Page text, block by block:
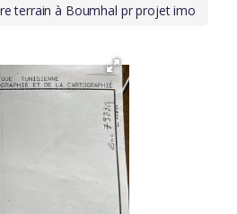
terrain à Boumhal pr projet imo